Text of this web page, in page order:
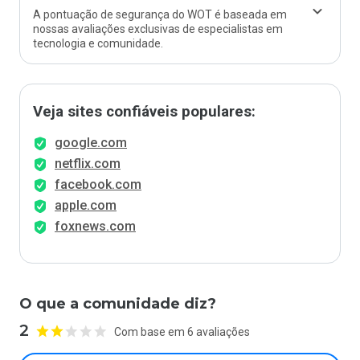
A pontuação de segurança do WOT é baseada em
nossas avaliações exclusivas de especialistas em
tecnologia e comunidade.
Veja sites confiáveis populares:
google.com
netflix.com
facebook.com
apple.com
foxnews.com
O que a comunidade diz?
2 Com base em 6 avaliações